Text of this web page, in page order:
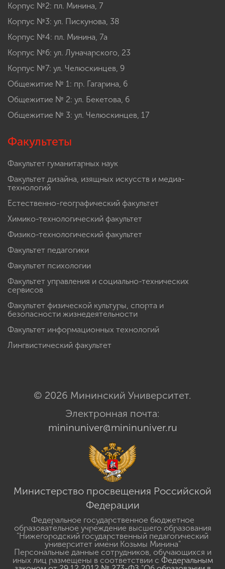
Корпус №2: пл. Минина, 7
Корпус №3: ул. Пискунова, 38
Корпус №4: пл. Минина, 7а
Корпус №6: ул. Луначарского, 23
Корпус №7: ул. Челюскинцев, 9
Общежитие № 1: пр. Гагарина, 6
Общежитие № 2: ул. Бекетова, 6
Общежитие № 3: ул. Челюскинцев, 17
Факультеты
Факультет гуманитарных наук
Факультет дизайна, изящных искусств и медиа-
технологий
Естественно-географический факультет
Химико-технологический факультет
Физико-технологический факультет
Факультет педагогики
Факультет психологии
Факультет управления и социально-технических
сервисов
Факультет физической культуры, спорта и
безопасности жизнедеятельности
Факультет информационных технологий
Лингвистический факультет
© 2026 Мининский Университет.
Электронная почта:
mininuniver@mininuniver.ru
Министерство просвещения Российской
Федерации
Федеральное государственное бюджетное
образовательное учреждение высшего образования
"Нижегородский государственный педагогический
университет имени Козьмы Минина"
Персональные данные сотрудников, обучающихся и
иных лиц размещены в соответствии с Федеральным